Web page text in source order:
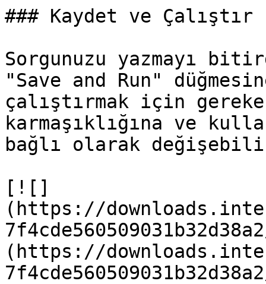
### Kaydet ve Çalıştır
Sorgunuzu yazmayı
"Save and Run"
çalıştırmak için
karmaşıklığına ve
bağlı olarak
[![]
(https://
(https://